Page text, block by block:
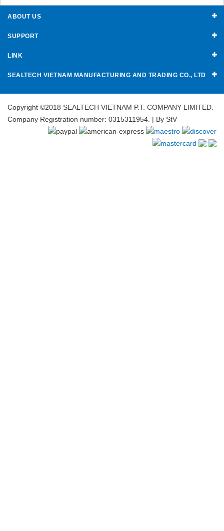
ABOUT US
SUPPORT
LINK
SEALTECH VIETNAM MANUFACTURING AND TRADING CO., LTD
Copyright ©2018 SEALTECH VIETNAM P.T. COMPANY LIMITED.
Company Registration number: 0315311954. | By StV